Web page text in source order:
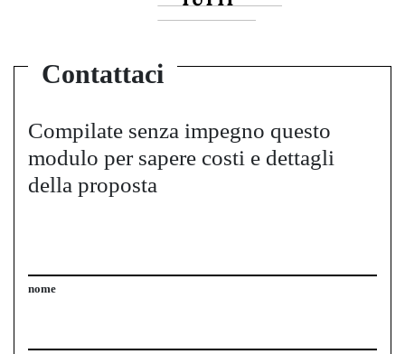
Contattaci
Compilate senza impegno questo
modulo per sapere costi e dettagli
della proposta
nome